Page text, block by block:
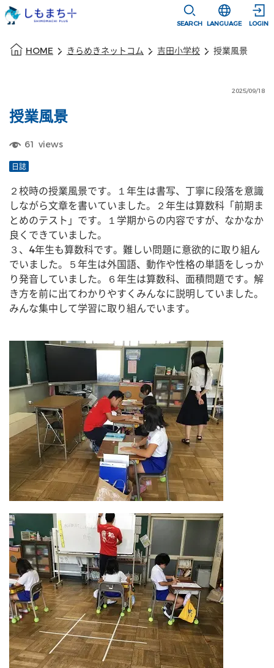
SEARCH
選択すると言
LANGUAGE LOGIN
HOME きらめきネットコム 吉田小学校 授業風景
2025/09/18
授業風景
61 views
日誌
２校時の授業風景です。１年生は書写、丁寧に段落を意識
しながら文章を書いていました。２年生は算数科「前期ま
とめのテスト」です。１学期からの内容ですが、なかなか
良くできていました。
３、4年生も算数科です。難しい問題に意欲的に取り組ん
でいました。５年生は外国語、動作や性格の単語をしっか
り発音していました。６年生は算数科、面積問題です。解
き方を前に出てわかりやすくみんなに説明していました。
みんな集中して学習に取り組んでいます。